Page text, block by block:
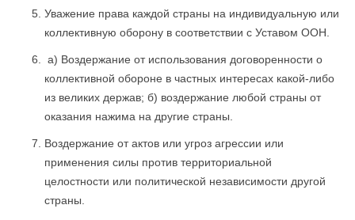
Уважение права каждой страны на индивидуальную или
коллективную оборону в соответствии с Уставом ООН.
а) Воздержание от использования договоренности о
коллективной обороне в частных интересах какой-либо
из великих держав; б) воздержание любой страны от
оказания нажима на другие страны.
Воздержание от актов или угроз агрессии или
применения силы против территориальной
целостности или политической независимости другой
страны.